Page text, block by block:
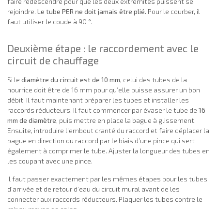
rejoindre. Le tube PER ne doit jamais être plié. Pour le courber, il
faut utiliser le coude à 90 °.
Deuxième étape : le raccordement avec le
circuit de chauffage
Si le diamètre du circuit est de 10 mm, celui des tubes de la
nourrice doit être de 16 mm pour qu’elle puisse assurer un bon
débit. Il faut maintenant préparer les tubes et installer les
raccords réducteurs. Il faut commencer par évaser le tube de 16
mm de diamètre, puis mettre en place la bague à glissement.
Ensuite, introduire l’embout cranté du raccord et faire déplacer la
bague en direction du raccord par le biais d’une pince qui sert
également à comprimer le tube. Ajuster la longueur des tubes en
les coupant avec une pince.
Il faut passer exactement par les mêmes étapes pour les tubes
d’arrivée et de retour d’eau du circuit mural avant de les
connecter aux raccords réducteurs. Plaquer les tubes contre le